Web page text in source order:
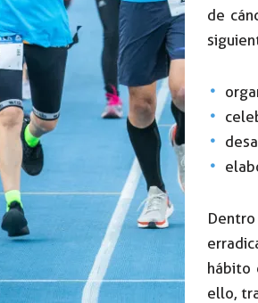
de
hábito
ello,